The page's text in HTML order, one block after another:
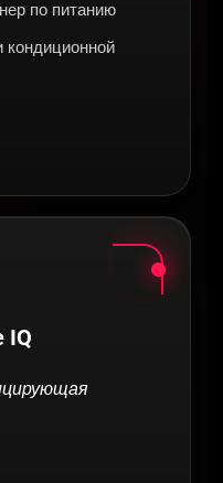
по питанию
кондиционной
IQ